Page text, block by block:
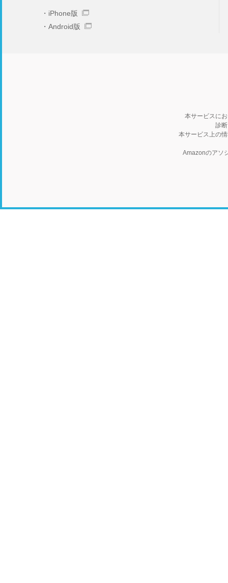
iPhone版
Android版
本サービスに
診
本サービス上の
Amazonのアソ